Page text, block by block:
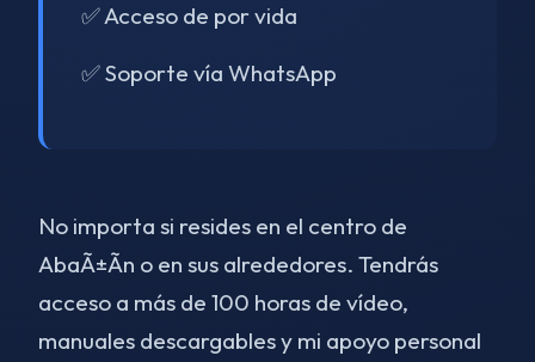
✅ Acceso de por vida
✅ Soporte vía WhatsApp
No importa si resides en el centro de
AbaÃ±Ã­n o en sus alrededores. Tendrás
acceso a más de 100 horas de vídeo,
manuales descargables y mi apoyo personal